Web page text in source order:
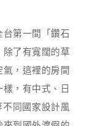
第一間「鑽石
除了有寬闊的草
，這裡的房間
，有中式、日
同國家設計風